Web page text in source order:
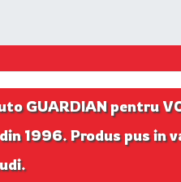
GUARDIAN pentru
1996. Produs pus in